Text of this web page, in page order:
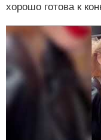
хорошо готова к